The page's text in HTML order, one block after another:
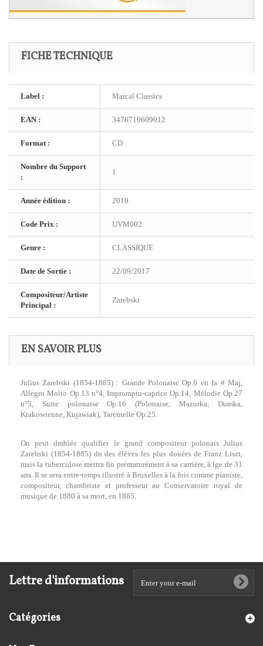
FICHE TECHNIQUE
Label : Marcal Classics
EAN : 3476710609012
Format : CD
Nombre du Support
:
1
Année édition : 2010
Code Prix : UVM002
Genre : CLASSIQUE
Date de Sortie : 22/09/2017
Compositeur/Artiste
Principal :
Zarebski
EN SAVOIR PLUS
Julius Zarebski (1854-1885) : Grande Polonaise Op.6 en fa # Maj,
Allegro Molto Op.13 n°4, Impromptu-caprice Op.14, Mélodie Op.27
n°5, Suite polonaise Op.16 (Polonaise, Mazurka, Dumka,
Krakowienne, Kujawiak), Tarentelle Op.25.
On peut dmblée qualifier le grand compositeur polonais Julius
Zarebski (1854-1885) dn des élèves les plus douées de Franz Liszt,
mais la tuberculose mettra fin prématurément à sa carrière, à lge de 31
ans. Il se sera entre-temps illustré à Bruxelles à la fois comme pianiste,
compositeur, chambriste et professeur au Conservatoire royal de
musique de 1880 à sa mort, en 1885.
Lettre d'informations
Catégories